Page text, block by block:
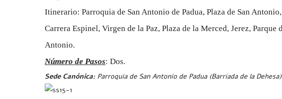
Itinerario: Parroquia de San Antonio de Padua, Plaza de San
Carrera Espinel, Virgen de la Paz, Plaza de la Merced, Jerez,
Antonio.
Número de Pasos: Dos.
Sede Canónica: Parroquia de San Antonio de Padua (Barriada de la Dehesa)